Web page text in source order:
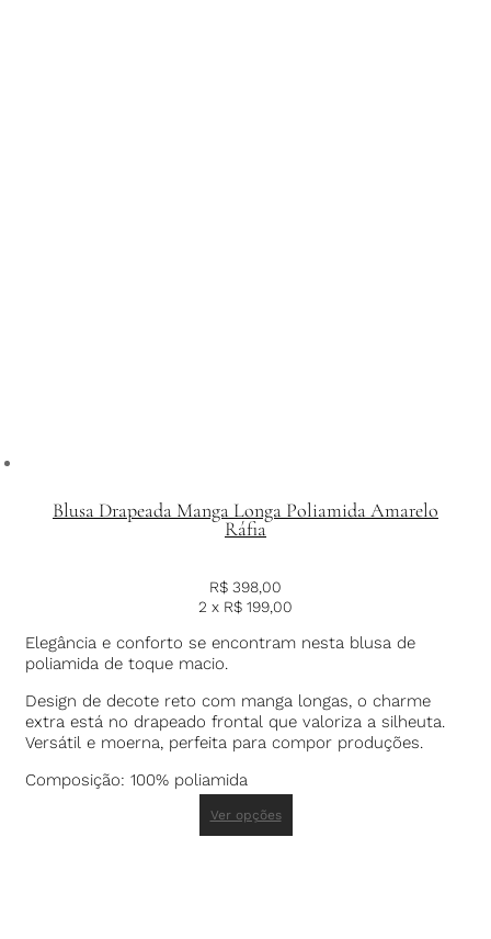
Blusa Drapeada Manga Longa Poliamida Amarelo
Ráfia
R$ 398,00
2 x R$ 199,00
Elegância e conforto se encontram nesta blusa de
poliamida de toque macio.
Design de decote reto com manga longas, o charme
extra está no drapeado frontal que valoriza a silheuta.
Versátil e moerna, perfeita para compor produções.
Composição: 100% poliamida
Ver opções